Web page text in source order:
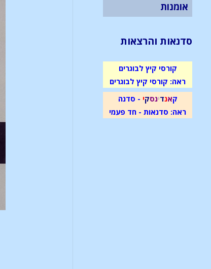
אומנות
סדנאות והרצאות
קורסי קיץ לבוגרים
ראה: קורסי קיץ לבוגרים
קאנדינסקי - סדנה
ראה: סדנאות - חד פעמי